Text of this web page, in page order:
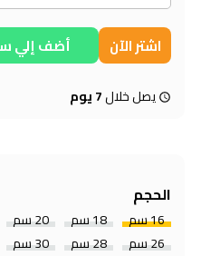
اشتر الآن أضف إلي
يصل خلال7 يوم
الحجم
16 سم 18 سم 20 سم
26 سم
28 سم 30 سم